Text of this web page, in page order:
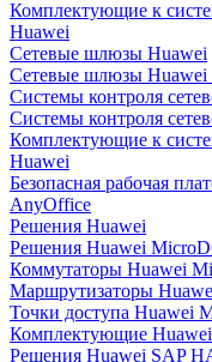
Комплектующие к
Huawei
Сетевые шлюзы Huawei
Сетевые шлюзы Huawei
Системы контроля
Системы контроля
Комплектующие к
Huawei
Безопасная рабочая
AnyOffice
Решения Huawei
Решения Huawei
Коммутаторы Huawei
Маршрутизаторы
Точки доступа Huawei
Комплектующие
Решения Huawei SAP